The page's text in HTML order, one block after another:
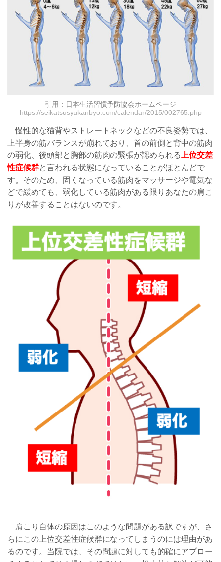
引用：日本生活習慣予防協会ホームページ
https://seikatsusyukanbyo.com/calendar/2015/002765.php
慢性的な猫背やストレートネックなどの不良姿勢では、
上半身の筋バランスが崩れており、首の前側と背中の筋肉
の弱化、後頭部と胸部の筋肉の緊張が認められる
上位交差
性症候群と言われる状態になっていることがほとんどで
す。そのため、固くなっている筋肉をマッサージや電気な
どで緩めても、弱化している筋肉がある限りあなたの肩こ
りが改善することはないのです。
肩こり自体の原因はこのような問題がある訳ですが、さ
らにこの上位交差性症候群になってしまうのには理由があ
るのです。当院では、その問題に対しても的確にアプロー